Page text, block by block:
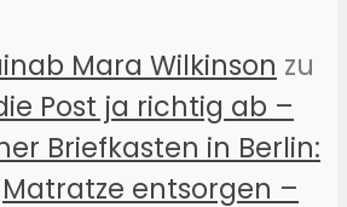
Mara Wilkinson zu
Post ja richtig ab –
Briefkasten in Berlin:
Matratze entsorgen –